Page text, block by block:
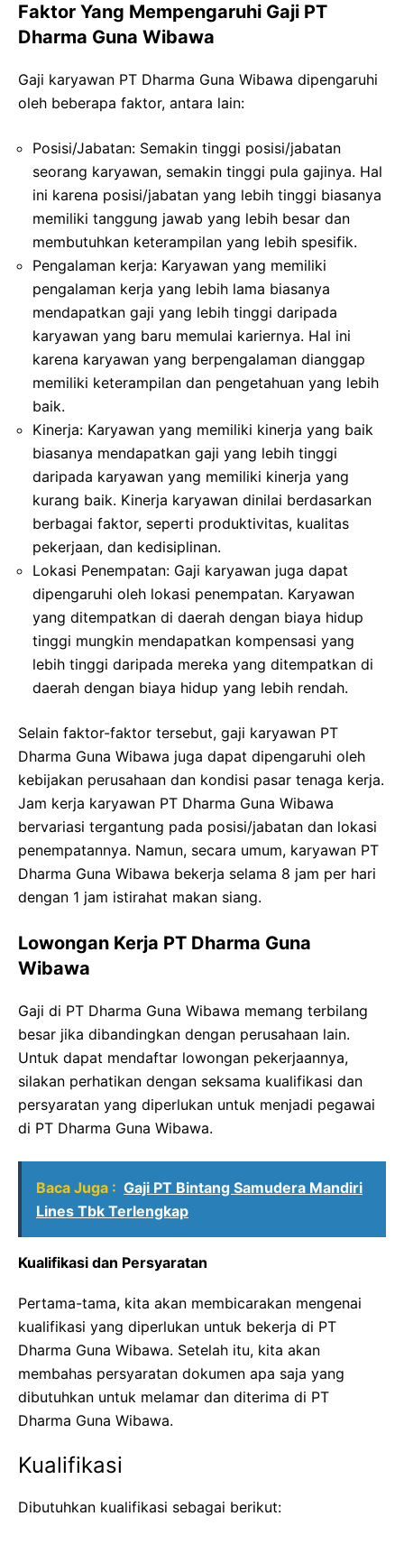
Faktor Yang Mempengaruhi Gaji PT
Dharma Guna Wibawa
Gaji karyawan PT Dharma Guna Wibawa dipengaruhi
oleh beberapa faktor, antara lain:
Posisi/Jabatan: Semakin tinggi posisi/jabatan
seorang karyawan, semakin tinggi pula gajinya. Hal
ini karena posisi/jabatan yang lebih tinggi biasanya
memiliki tanggung jawab yang lebih besar dan
membutuhkan keterampilan yang lebih spesifik.
Pengalaman kerja: Karyawan yang memiliki
pengalaman kerja yang lebih lama biasanya
mendapatkan gaji yang lebih tinggi daripada
karyawan yang baru memulai kariernya. Hal ini
karena karyawan yang berpengalaman dianggap
memiliki keterampilan dan pengetahuan yang lebih
baik.
Kinerja: Karyawan yang memiliki kinerja yang baik
biasanya mendapatkan gaji yang lebih tinggi
daripada karyawan yang memiliki kinerja yang
kurang baik. Kinerja karyawan dinilai berdasarkan
berbagai faktor, seperti produktivitas, kualitas
pekerjaan, dan kedisiplinan.
Lokasi Penempatan: Gaji karyawan juga dapat
dipengaruhi oleh lokasi penempatan. Karyawan
yang ditempatkan di daerah dengan biaya hidup
tinggi mungkin mendapatkan kompensasi yang
lebih tinggi daripada mereka yang ditempatkan di
daerah dengan biaya hidup yang lebih rendah.
Selain faktor-faktor tersebut, gaji karyawan PT
Dharma Guna Wibawa juga dapat dipengaruhi oleh
kebijakan perusahaan dan kondisi pasar tenaga kerja.
Jam kerja karyawan PT Dharma Guna Wibawa
bervariasi tergantung pada posisi/jabatan dan lokasi
penempatannya. Namun, secara umum, karyawan PT
Dharma Guna Wibawa bekerja selama 8 jam per hari
dengan 1 jam istirahat makan siang.
Lowongan Kerja PT Dharma Guna
Wibawa
Gaji di PT Dharma Guna Wibawa memang terbilang
besar jika dibandingkan dengan perusahaan lain.
Untuk dapat mendaftar lowongan pekerjaannya,
silakan perhatikan dengan seksama kualifikasi dan
persyaratan yang diperlukan untuk menjadi pegawai
di PT Dharma Guna Wibawa.
Baca Juga : Gaji PT Bintang Samudera Mandiri
Lines Tbk Terlengkap
Kualifikasi dan Persyaratan
Pertama-tama, kita akan membicarakan mengenai
kualifikasi yang diperlukan untuk bekerja di PT
Dharma Guna Wibawa. Setelah itu, kita akan
membahas persyaratan dokumen apa saja yang
dibutuhkan untuk melamar dan diterima di PT
Dharma Guna Wibawa.
Kualifikasi
Dibutuhkan kualifikasi sebagai berikut: